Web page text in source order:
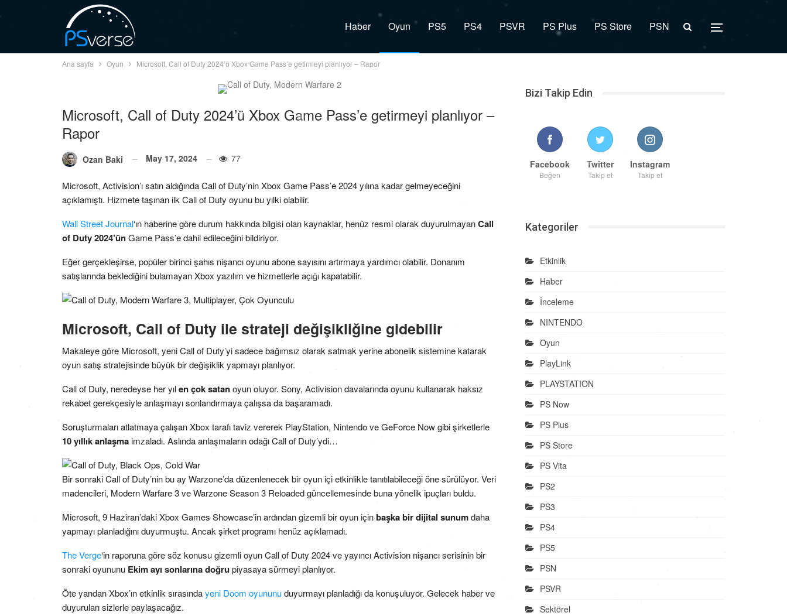
Haber Oyun PS5 PS4 PSVR PS Plus PS Store PSN
Ana sayfa Oyun Microsoft, Call of Duty 2024’ü Xbox Game Pass’e getirmeyi planlıyor – Rapor
Microsoft, Call of Duty 2024’ü Xbox Game Pass’e getirmeyi planlıyor –
Rapor
Ozan Baki May 17, 2024 77
Microsoft, Activision’ı satın aldığında Call of Duty’nin Xbox Game Pass’e 2024 yılına kadar gelmeyeceğini
açıklamıştı. Hizmete taşınan ilk Call of Duty oyunu bu yılki olabilir.
Wall Street Journal‘ın haberine göre durum hakkında bilgisi olan kaynaklar, henüz resmi olarak duyurulmayanCall
of Duty 2024’ünGame Pass’e dahil edileceğini bildiriyor.
Eğer gerçekleşirse, popüler birinci şahıs nişancı oyunu abone sayısını artırmaya yardımcı olabilir. Donanım
satışlarında beklediğini bulamayan Xbox yazılım ve hizmetlerle açığı kapatabilir.
Microsoft, Call of Duty ile strateji değişikliğine gidebilir
Makaleye göre Microsoft, yeni Call of Duty’yi sadece bağımsız olarak satmak yerine abonelik sistemine katarak
oyun satış stratejisinde büyük bir değişiklik yapmayı planlıyor.
Call of Duty, neredeyse her yılen çok satanoyun oluyor. Sony, Activision davalarında oyunu kullanarak haksız
rekabet gerekçesiyle anlaşmayı sonlandırmaya çalışsa da başaramadı.
Soruşturmaları atlatmaya çalışan Xbox tarafı taviz vererek PlayStation, Nintendo ve GeForce Now gibi şirketlerle
10 yıllık anlaşmaimzaladı. Aslında anlaşmaların odağı Call of Duty’ydi…
Bir sonraki Call of Duty’nin bu ay Warzone’da düzenlenecek bir oyun içi etkinlikle tanıtılabileceği öne sürülüyor. Veri
madencileri, Modern Warfare 3 ve Warzone Season 3 Reloaded güncellemesinde buna yönelik ipuçları buldu.
Microsoft, 9 Haziran’daki Xbox Games Showcase’in ardından gizemli bir oyun içinbaşka bir dijital sunumdaha
yapmayı planladığını duyurmuştu. Ancak şirket programı henüz açıklamadı.
The Verge‘in raporuna göre söz konusu gizemli oyun Call of Duty 2024 ve yayıncı Activision nişancı serisinin bir
sonraki oyununu Ekim ayı sonlarına doğrupiyasaya sürmeyi planlıyor.
Öte yandan Xbox’ın etkinlik sırasındayeni Doom oyununuduyurmayı planladığı da konuşuluyor. Gelecek haber ve
duyuruları sizlerle paylaşacağız.
Bizi Takip Edin
Facebook
Beğen
Twitter
Takip et
Instagram
Takip et
Kategoriler
Etkinlik
Haber
İnceleme
NINTENDO
Oyun
PlayLink
PLAYSTATION
PS Now
PS Plus
PS Store
PS Vita
PS2
PS3
PS4
PS5
PSN
PSVR
Sektörel